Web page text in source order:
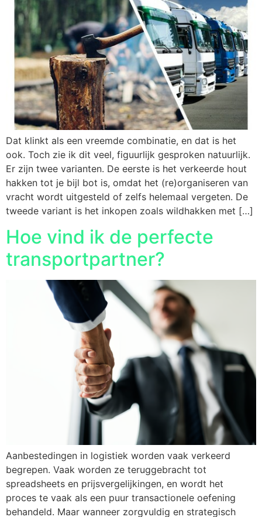
Dat klinkt als een vreemde combinatie, en dat is het
ook. Toch zie ik dit veel, figuurlijk gesproken natuurlijk.
Er zijn twee varianten. De eerste is het verkeerde hout
hakken tot je bijl bot is, omdat het (re)organiseren van
vracht wordt uitgesteld of zelfs helemaal vergeten. De
tweede variant is het inkopen zoals wildhakken met […]
Hoe vind ik de perfecte
transportpartner?
Aanbestedingen in logistiek worden vaak verkeerd
begrepen. Vaak worden ze teruggebracht tot
spreadsheets en prijsvergelijkingen, en wordt het
proces te vaak als een puur transactionele oefening
behandeld. Maar wanneer zorgvuldig en strategisch